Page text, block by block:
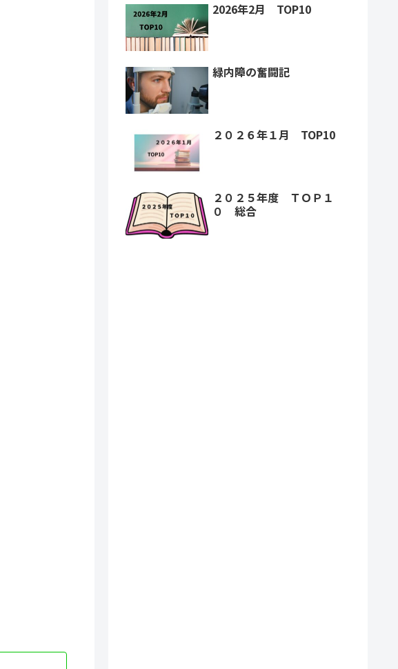
2026年2月 TOP10
緑内障の奮闘記
２０２６年１月 TOP10
２０２５年度 ＴＯＰ１
０ 総合